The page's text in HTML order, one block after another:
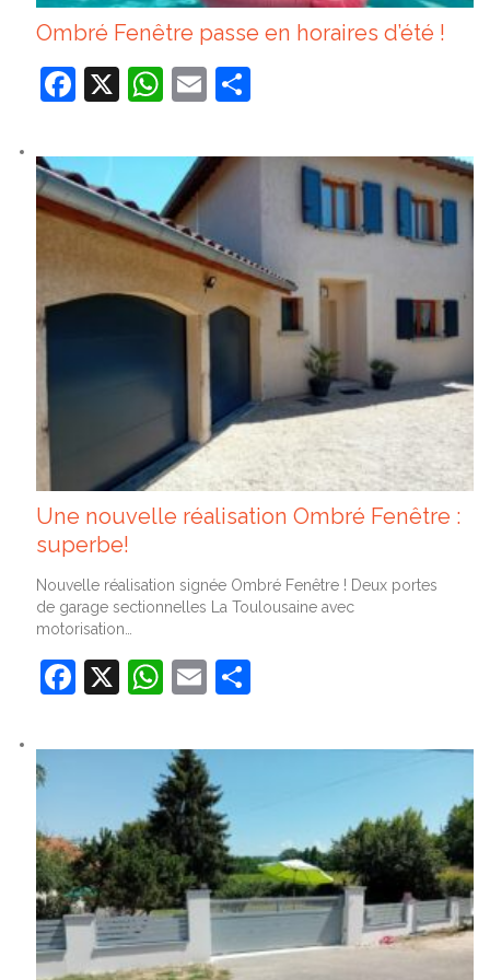
Ombré Fenêtre passe en horaires d’été !
Facebook
X WhatsApp
Email
Une nouvelle réalisation Ombré Fenêtre :
superbe!
Nouvelle réalisation signée Ombré Fenêtre ! Deux portes
de garage sectionnelles La Toulousaine avec
motorisation…
Facebook
X WhatsApp
Email